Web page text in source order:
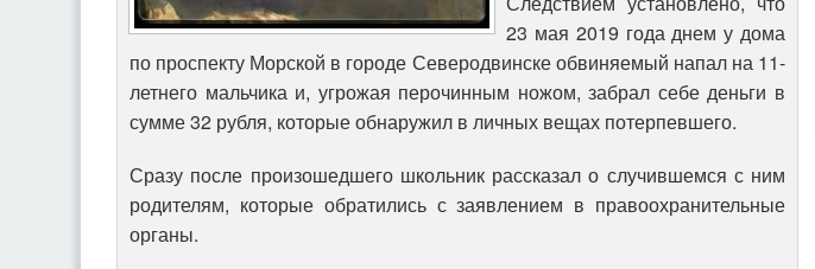
23 мая 2019 года днем у дома
по проспекту Морской в городе Северодвинске обвиняемый напал на 11-
летнего мальчика и, угрожая перочинным ножом, забрал себе деньги в
сумме 32 рубля, которые обнаружил в личных вещах потерпевшего.
Сразу после произошедшего школьник рассказал о случившемся с ним
родителям, которые обратились с заявлением в правоохранительные
органы.